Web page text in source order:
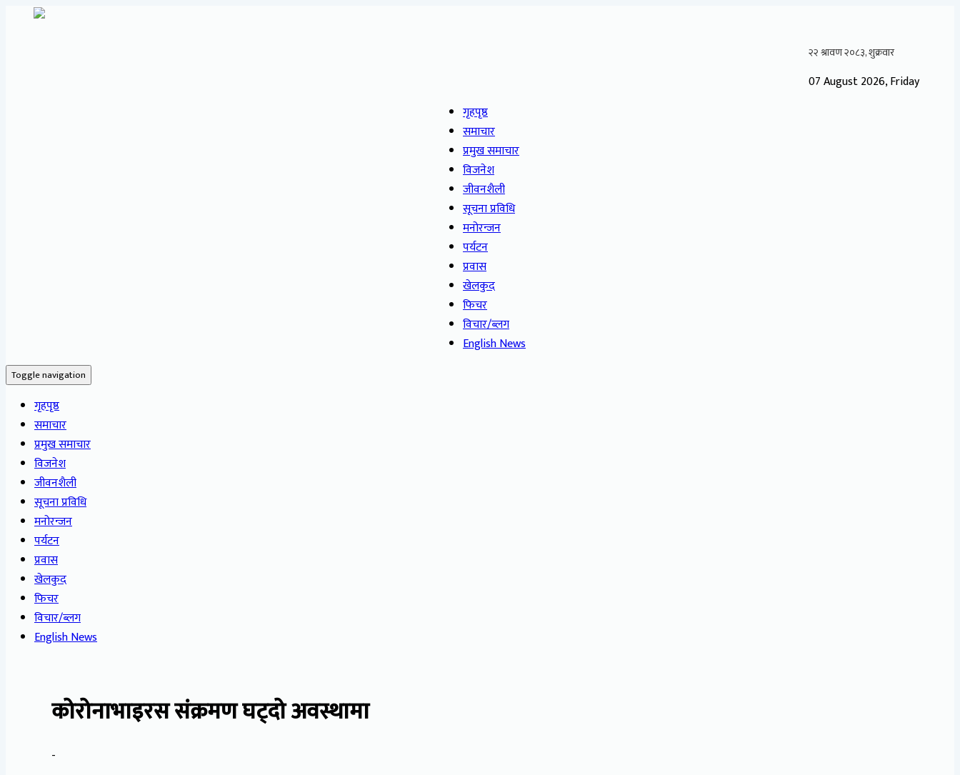
07 August 2026, Friday
गृहपृष्ठ
समाचार
प्रमुख समाचार
विजनेश
जीवनशैली
सूचना प्रविधि
मनोरन्जन
पर्यटन
प्रवास
खेलकुद
फिचर
विचार/ब्लग
English News
Toggle navigation
गृहपृष्ठ
समाचार
प्रमुख समाचार
विजनेश
जीवनशैली
सूचना प्रविधि
मनोरन्जन
पर्यटन
प्रवास
खेलकुद
फिचर
विचार/ब्लग
English News
कोरोनाभाइरस संक्रमण घट्दो अवस्थामा
-